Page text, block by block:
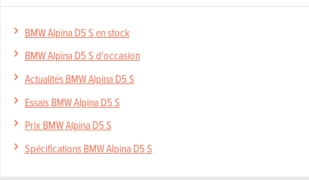
BMW Alpina D5 S en stock
BMW Alpina D5 S d'occasion
Actualités BMW Alpina D5 S
Essais BMW Alpina D5 S
Prix BMW Alpina D5 S
Spécifications BMW Alpina D5 S